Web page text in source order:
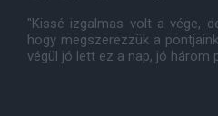
"Kissé izgalmas volt a vége,
hogy megszerezzük a
végül jó lett ez a nap, jó három